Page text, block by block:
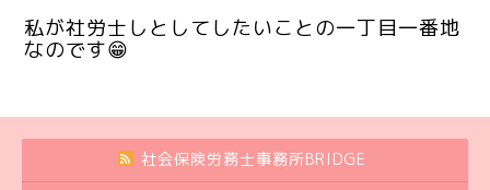
私が社労士しとしてしたいことの一丁目一番地
なのです😁
社会保険労務士事務所BRIDGE